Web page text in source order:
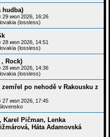
hudba)
29 июл 2026, 16:26
(lossless)
28 июл 2026, 14:51
(lossless)
Rock)
28 июл 2026, 14:36
(lossless)
po nehodě v Rakousku z
27 июл 2026, 17:45
Karel Pičman, Lenka
Háta Adamovská